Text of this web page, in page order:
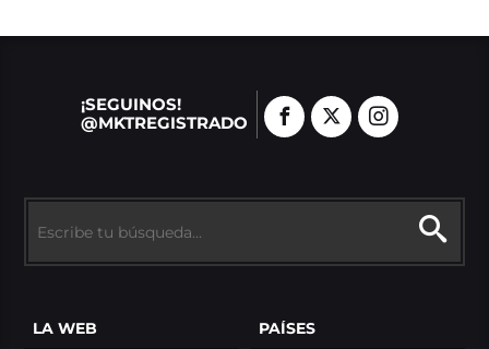
¡SEGUINOS!
@MKTREGISTRADO
LA WEB PAÍSES